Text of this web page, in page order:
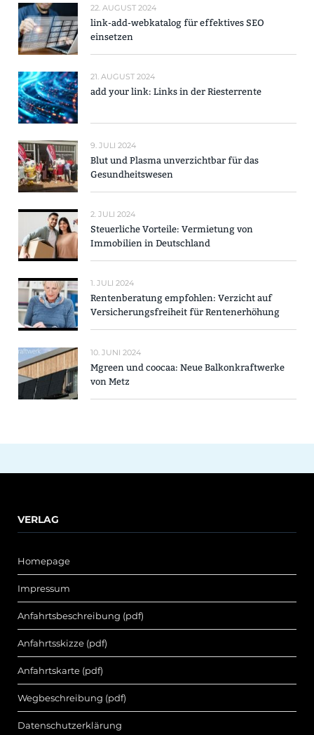
22. AUGUST 2024
link-add-webkatalog für effektives SEO
einsetzen
21. AUGUST 2024
add your link: Links in der Riesterrente
9. JULI 2024
Blut und Plasma unverzichtbar für das
Gesundheitswesen
2. JULI 2024
Steuerliche Vorteile: Vermietung von
Immobilien in Deutschland
1. JULI 2024
Rentenberatung empfohlen: Verzicht auf
Versicherungsfreiheit für Rentenerhöhung
10. JUNI 2024
Mgreen und coocaa: Neue Balkonkraftwerke
von Metz
VERLAG
Homepage
Impressum
Anfahrtsbeschreibung (pdf)
Anfahrtsskizze (pdf)
Anfahrtskarte (pdf)
Wegbeschreibung (pdf)
Datenschutzerklärung